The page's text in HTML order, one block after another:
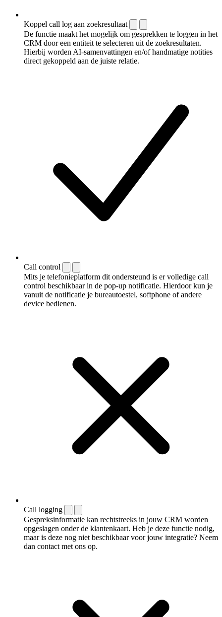
Koppel call log aan zoekresultaat
De functie maakt het mogelijk om gesprekken te loggen in het
CRM door een entiteit te selecteren uit de zoekresultaten.
Hierbij worden AI-samenvattingen en/of handmatige notities
direct gekoppeld aan de juiste relatie.
Call control
Mits je telefonieplatform dit ondersteund is er volledige call
control beschikbaar in de pop-up notificatie. Hierdoor kun je
vanuit de notificatie je bureautoestel, softphone of andere
device bedienen.
Call logging
Gespreksinformatie kan rechtstreeks in jouw CRM worden
opgeslagen onder de klantenkaart. Heb je deze functie nodig,
maar is deze nog niet beschikbaar voor jouw integratie? Neem
dan contact met ons op.